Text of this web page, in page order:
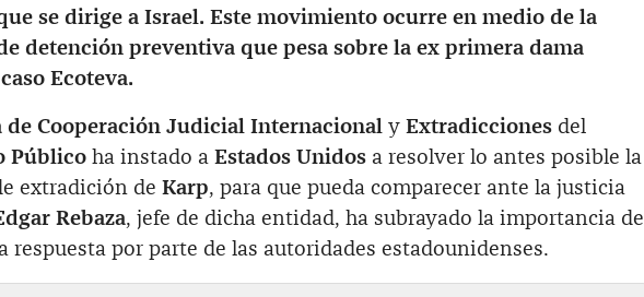
se dirige a Israel. Este movimiento ocurre en medio de la
detención preventiva que pesa sobre la ex primera dama
Ecoteva.
de Cooperación Judicial Internacional y Extradicciones del
Público ha instado a Estados Unidos a resolver lo antes posible la
extradición de Karp, para que pueda comparecer ante la justicia
Rebaza, jefe de dicha entidad, ha subrayado la importancia de
respuesta por parte de las autoridades estadounidenses.